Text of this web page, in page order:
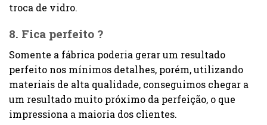
troca de vidro.
8. Fica perfeito ?
Somente a fábrica poderia gerar um resultado
perfeito nos mínimos detalhes, porém, utilizando
materiais de alta qualidade, conseguimos chegar a
um resultado muito próximo da perfeição, o que
impressiona a maioria dos clientes.